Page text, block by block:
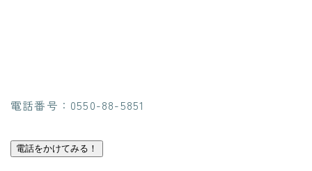
電話番号：0550-88-5851
電話をかけてみる！